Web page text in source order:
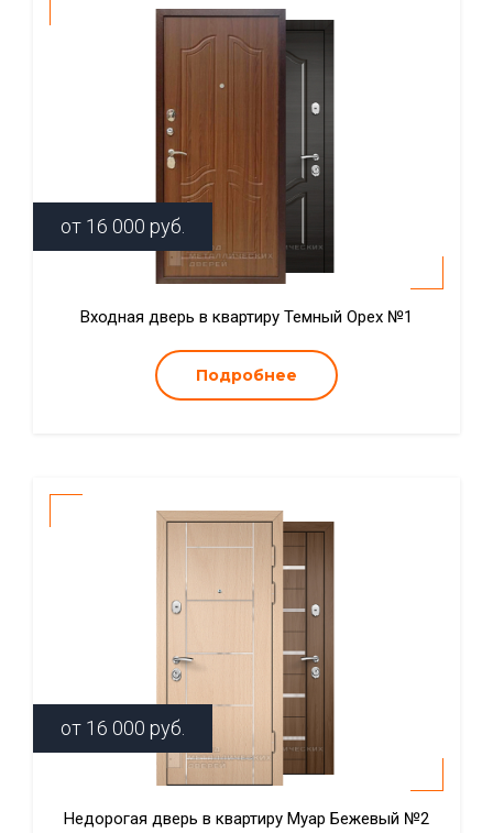
от 16 000 руб.
Входная дверь в квартиру Темный Орех №1
Подробнее
от 16 000 руб.
Недорогая дверь в квартиру Муар Бежевый №2